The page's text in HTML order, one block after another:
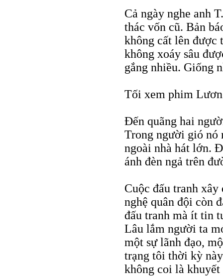
Cả ngày nghe anh
thác vốn cũ. Bản
không cất lên được
không xoáy sâu
gắng nhiều. Giống
Tối xem phim
Ðến quãng hai
Trong người gió nó
ngoài nhà hát lớn.
ánh đèn ngả trên
Cuộc đấu tranh
nghệ quân đội còn
đấu tranh mà ít tin
Lâu lắm người ta
một sự lãnh đạo,
trạng tôi thời kỳ
không coi là khuyết